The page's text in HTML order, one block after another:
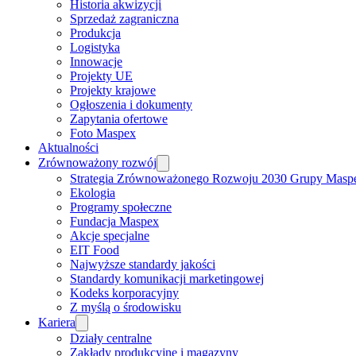
Historia akwizycji
Sprzedaż zagraniczna
Produkcja
Logistyka
Innowacje
Projekty UE
Projekty krajowe
Ogłoszenia i dokumenty
Zapytania ofertowe
Foto Maspex
Aktualności
Zrównoważony rozwój
Strategia Zrównoważonego Rozwoju 2030 Grupy
Ekologia
Programy społeczne
Fundacja Maspex
Akcje specjalne
EIT Food
Najwyższe standardy jakości
Standardy komunikacji marketingowej
Kodeks korporacyjny
Z myślą o środowisku
Kariera
Działy centralne
Zakłady produkcyjne i magazyny